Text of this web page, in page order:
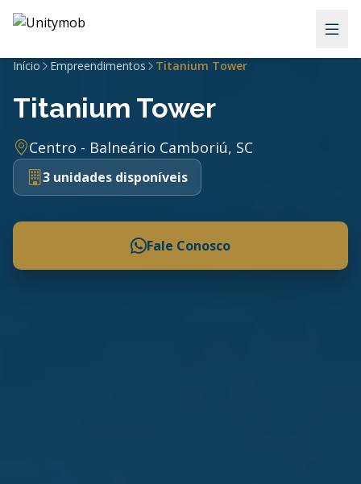
Início Empreendimentos Titanium Tower
Titanium Tower
Centro - Balneário Camboriú, SC
3 unidades disponíveis
Fale Conosco